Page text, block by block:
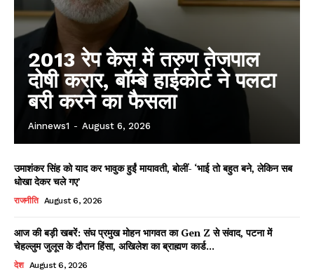
2013 रेप केस में तरुण तेजपाल
दोषी करार, बॉम्बे हाईकोर्ट ने पलटा
बरी करने का फैसला
Ainnews1 - August 6, 2026
उमाशंकर सिंह को याद कर भावुक हुईं मायावती, बोलीं- ‘भाई तो बहुत बने, लेकिन सब
धोखा देकर चले गए’
राजनीति August 6, 2026
आज की बड़ी खबरें: संघ प्रमुख मोहन भागवत का Gen Z से संवाद, पटना में
चेहल्लुम जुलूस के दौरान हिंसा, अखिलेश का ब्राह्मण कार्ड...
देश August 6, 2026